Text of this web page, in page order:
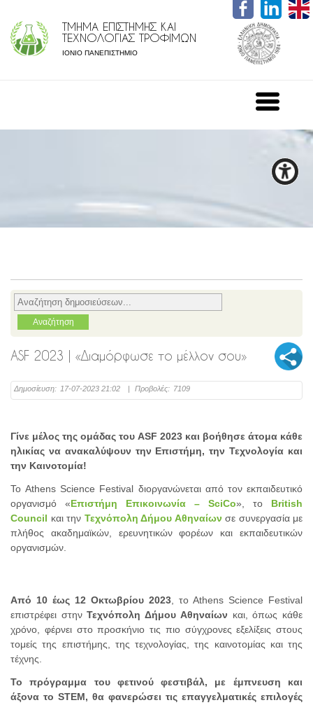
ΤΜΗΜΑ ΕΠΙΣΤΗΜΗΣ ΚΑΙ
ΤΕΧΝΟΛΟΓΙΑΣ ΤΡΟΦΙΜΩΝ
ΙΟΝΙΟ ΠΑΝΕΠΙΣΤΗΜΙΟ
ASF 2023 | «Διαμόρφωσε το μέλλον σου»
Δημοσίευση: 17-07-2023 21:02 | Προβολές: 7109
Γίνε μέλος της ομάδας του ASF 2023 και βοήθησε άτομα κάθε
ηλικίας να ανακαλύψουν την Επιστήμη, την Τεχνολογία και
την Καινοτομία!
Το Athens Science Festival διοργανώνεται από τον εκπαιδευτικό
οργανισμό «Επιστήμη Επικοινωνία – SciCo», το British
Council και την Τεχνόπολη Δήμου Αθηναίωνσε συνεργασία με
πλήθος ακαδημαϊκών, ερευνητικών φορέων και εκπαιδευτικών
οργανισμών.
Από 10 έως 12 Οκτωβρίου 2023 , τo Athens Science Festival
επιστρέφει στηνΤεχνόπολη Δήμου Αθηναίων και, όπως κάθε
χρόνο, φέρνει στο προσκήνιο τις πιο σύγχρονες εξελίξεις στους
τομείς της επιστήμης, της τεχνολογίας, της καινοτομίας και της
τέχνης.
Το πρόγραμμα του φετινού φεστιβάλ, με έμπνευση και
άξονα το STEM, θα φανερώσει τις επαγγελματικές επιλογές